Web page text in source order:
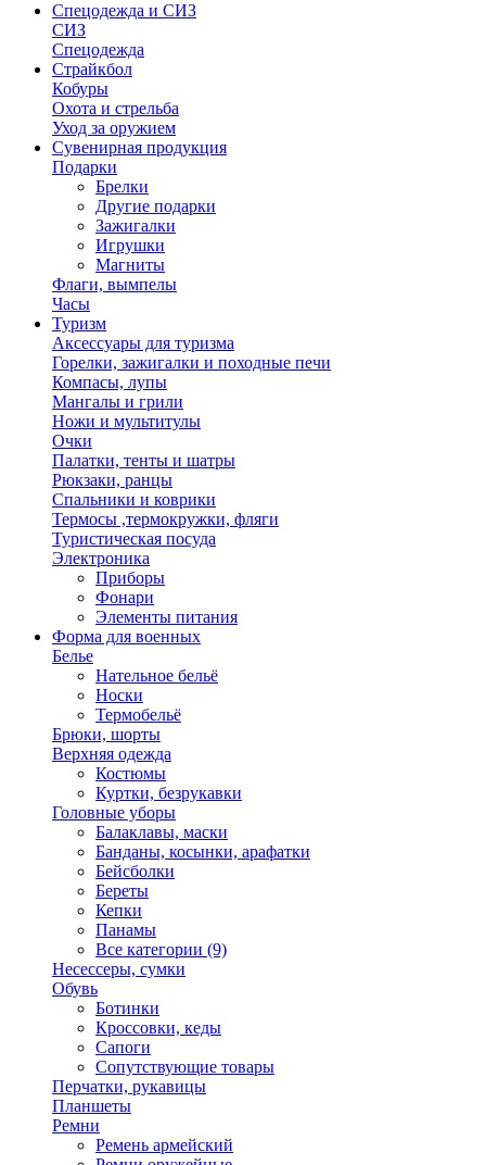
Спецодежда и СИЗ
СИЗ
Спецодежда
Страйкбол
Кобуры
Охота и стрельба
Уход за оружием
Сувенирная продукция
Подарки
Брелки
Другие подарки
Зажигалки
Игрушки
Магниты
Флаги, вымпелы
Часы
Туризм
Аксессуары для туризма
Горелки, зажигалки и походные печи
Компасы, лупы
Мангалы и грили
Ножи и мультитулы
Очки
Палатки, тенты и шатры
Рюкзаки, ранцы
Спальники и коврики
Термосы ,термокружки, фляги
Туристическая посуда
Электроника
Приборы
Фонари
Элементы питания
Форма для военных
Белье
Нательное бельё
Носки
Термобельё
Брюки, шорты
Верхняя одежда
Костюмы
Куртки, безрукавки
Головные уборы
Балаклавы, маски
Банданы, косынки, арафатки
Бейсболки
Береты
Кепки
Панамы
Все категории (9)
Несессеры, сумки
Обувь
Ботинки
Кроссовки, кеды
Сапоги
Сопутствующие товары
Перчатки, рукавицы
Планшеты
Ремни
Ремень армейский